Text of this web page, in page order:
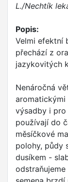
L./Nechtík
Popis:
Velmi efektní
přechází z
jazykovitých
Nenáročná
aromatickými
výsadby i pro
používají do
měsíčkové
polohy, půdy
dusíkem -